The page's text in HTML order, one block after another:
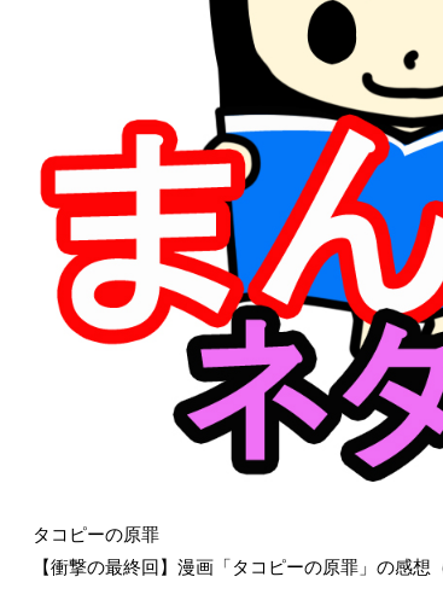
タコピーの原罪
【衝撃の最終回】漫画「タコピーの原罪」の感想